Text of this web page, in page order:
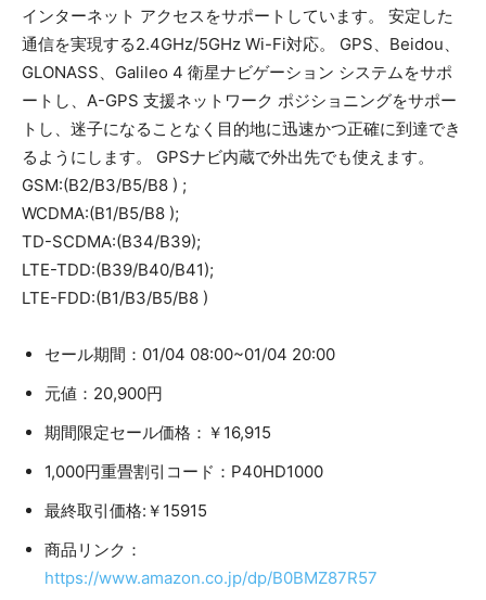
インターネット アクセスをサポートしています。 安定した
通信を実現する2.4GHz/5GHz Wi-Fi対応。 GPS、Beidou、
GLONASS、Galileo 4 衛星ナビゲーション システムをサポ
ートし、A-GPS 支援ネットワーク ポジショニングをサポー
トし、迷子になることなく目的地に迅速かつ正確に到達でき
るようにします。 GPSナビ内蔵で外出先でも使えます。
GSM:(B2/B3/B5/B8 ) ;
WCDMA:(B1/B5/B8 );
TD-SCDMA:(B34/B39);
LTE-TDD:(B39/B40/B41);
LTE-FDD:(B1/B3/B5/B8 )
セール期間：01/04 08:00~01/04 20:00
元値：20,900円
期間限定セール価格：￥16,915
1,000円重畳割引コード：P40HD1000
最終取引価格:￥15915
商品リンク：
https://www.amazon.co.jp/dp/B0BMZ87R57